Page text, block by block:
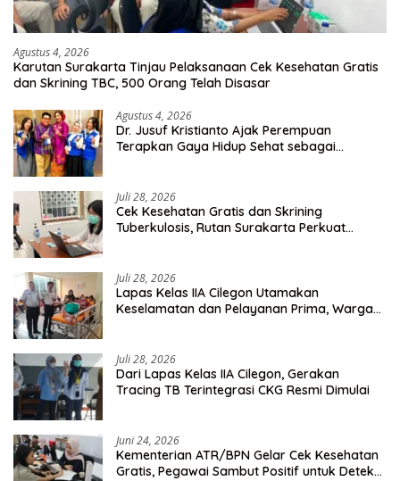
Agustus 4, 2026
Karutan Surakarta Tinjau Pelaksanaan Cek Kesehatan Gratis
dan Skrining TBC, 500 Orang Telah Disasar
Agustus 4, 2026
Dr. Jusuf Kristianto Ajak Perempuan
Terapkan Gaya Hidup Sehat sebagai
Juli 28, 2026
Cek Kesehatan Gratis dan Skrining
Tuberkulosis, Rutan Surakarta Perkuat
Juli 28, 2026
Lapas Kelas IIA Cilegon Utamakan
Keselamatan dan Pelayanan Prima, Warga
Juli 28, 2026
Dari Lapas Kelas IIA Cilegon, Gerakan
Tracing TB Terintegrasi CKG Resmi Dimulai
Juni 24, 2026
Kementerian ATR/BPN Gelar Cek Kesehatan
Gratis, Pegawai Sambut Positif untuk Deteksi